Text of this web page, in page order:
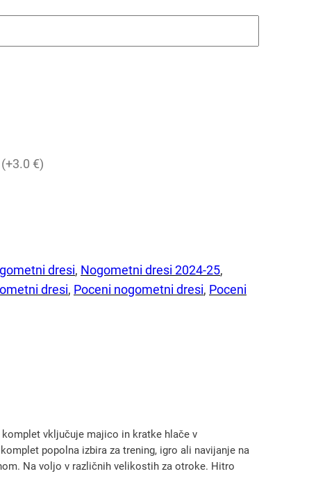
(+3.0 €)
dresi, Nogometni dresi 2024-25
dresi, Poceni nogometni dresi, Poceni
vključuje majico in kratke hlače v
popolna izbira za trening, igro ali navijanje na
Na voljo v različnih velikostih za otroke. Hitro